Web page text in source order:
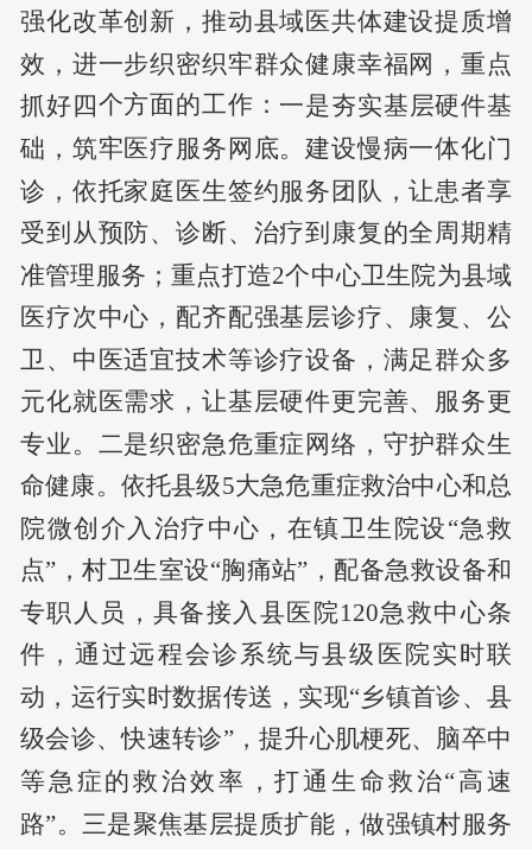
强化改革创新，推动县域医共体建设提质增
效，进一步织密织牢群众健康幸福网，重点
抓好四个方面的工作： 一是夯实基层硬件基
础，筑牢医疗服务网底。建设慢病一体化门
诊，依托家庭医生签约服务团队，让患者享
受到从预防、诊断、治疗到康复的全周期精
准管理服务；重点打造2个中心卫生院为县域
医疗次中心，配齐配强基层诊疗、康复、公
卫、中医适宜技术等诊疗设备，满足群众多
元化就医需求，让基层硬件更完善、服务更
专业。 二是织密急危重症网络，守护群众生
命健康。依托县级5大急危重症救治中心和总
院微创介入治疗中心，在镇卫生院设“急救
点”，村卫生室设“胸痛站”，配备急救设备和
专职人员，具备接入县医院120急救中心条
件，通过远程会诊系统与县级医院实时联
动，运行实时数据传送，实现“乡镇首诊、县
级会诊、快速转诊”，提升心肌梗死、脑卒中
等急症的救治效率，打通生命救治“高速
路”。 三是聚焦基层提质扩能，做强镇村服务